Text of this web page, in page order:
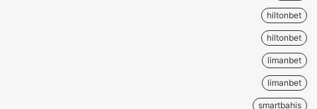
hiltonbet
hiltonbet
limanbet
limanbet
smartbahis